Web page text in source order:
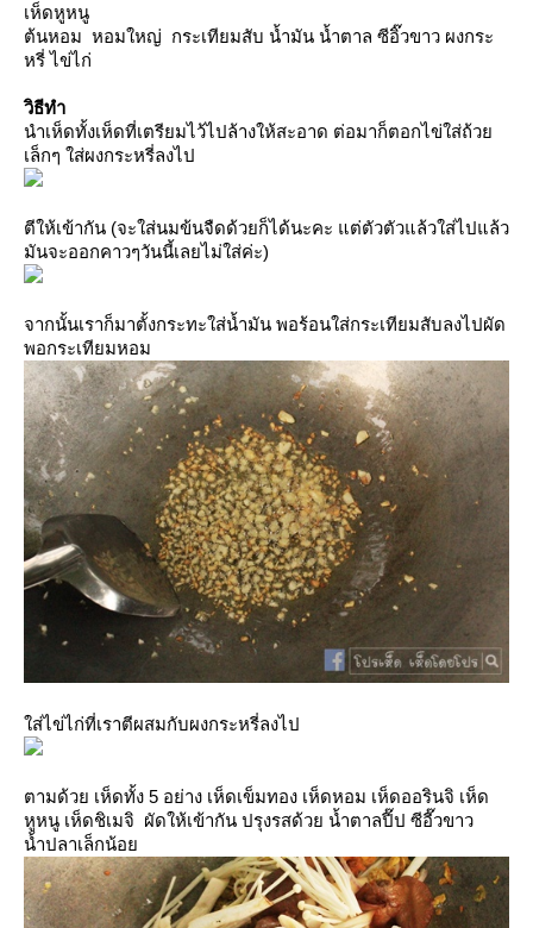
เห็ดหูหนู
ต้นหอม หอมใหญ่ กระเทียมสับ น้ำมัน น้ำตาล ซีอิ๊วขาว ผงกระ
หรี่ ไข่ไก่
วิธีทำ
นำเห็ดทั้งเห็ดที่เตรียมไว้ไปล้างให้สะอาด ต่อมาก็ตอกไข่ใส่ถ้ว
เล็กๆ ใส่ผงกระหรี่ลงไป
ตีให้เข้ากัน (จะใส่นมข้นจืดด้วยก็ได้นะคะ แต่ตัวตัวแล้วใส่ไปแล้ว
มันจะออกคาวๆวันนี้เลยไม่ใส่ค่ะ)
จากนั้นเราก็มาตั้งกระทะใส่น้ำมัน พอร้อนใส่กระเทียมสับลงไปผัด
พอกระเทียมหอม
ส่ไข่ไก่ที่เราตีผสมกับผงกระหรี่ลงไป
ตามด้วย เห็ดทั้ง 5 อย่าง เห็ดเข็มทอง เห็ดหอม เห็ดออรินจิ เห็ด
หูหนู เห็ดชิเมจิ ผัดให้เข้ากัน ปรุงรสด้วย น้ำตาลปี๊ป ซีอี๊วขาว
น้ำปลาเล็กน้อ